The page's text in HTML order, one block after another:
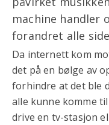
machine handler
forandret alle
Da internett kom
det på en bølge av
forhindre at det ble
alle kunne komme
drive en tv-stasjon